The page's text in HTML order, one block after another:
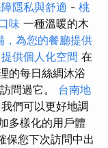
隱私與舒適 - 桃
味 一種溫暖的木
，為您的餐廳提供
供個人化空間 在
的每日絲綢沐浴
問過它。 台南地
們可以更好地調
多樣化的用戶體
保您下次訪問中出